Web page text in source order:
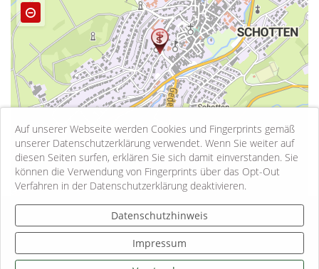
Auf unserer Webseite werden Cookies und Fingerprints gemäß
unserer Datenschutzerklärung verwendet. Wenn Sie weiter auf
diesen Seiten surfen, erklären Sie sich damit einverstanden. Sie
können die Verwendung von Fingerprints über das Opt-Out
Verfahren in der Datenschutzerklärung deaktivieren.
Datenschutzhinweis
Impressum
500 m
Impressum
Informationspflichten